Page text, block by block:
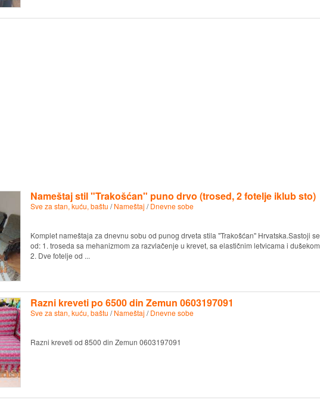
Nameštaj stil "Trakošćan" puno drvo (trosed, 2 fotelje iklub sto)
Sve za stan, kuću, baštu /Nameštaj /Dnevne sobe
Komplet nameštaja za dnevnu sobu od punog drveta stila "Trakošćan" Hrvatska.Sastoji se
od: 1. troseda sa mehanizmom za razvlačenje u krevet, sa elastičnim letvicama i dušekom
2. Dve fotelje od ...
Razni kreveti po 6500 din Zemun 0603197091
Sve za stan, kuću, baštu /Nameštaj /Dnevne sobe
Razni kreveti od 8500 din Zemun 0603197091